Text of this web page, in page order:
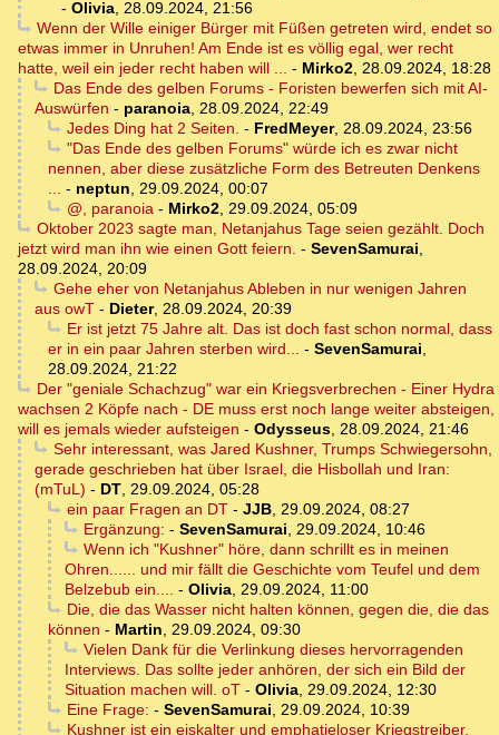
- Olivia, 28.09.2024, 21:56
Wenn der Wille einiger Bürger mit Füßen getreten wird, endet so
etwas immer in Unruhen! Am Ende ist es völlig egal, wer recht
hatte, weil ein jeder recht haben will ... - Mirko2, 28.09.2024, 18:28
Das Ende des gelben Forums - Foristen bewerfen sich mit AI-
Auswürfen - paranoia, 28.09.2024, 22:49
Jedes Ding hat 2 Seiten. - FredMeyer, 28.09.2024, 23:56
"Das Ende des gelben Forums" würde ich es zwar nicht
nennen, aber diese zusätzliche Form des Betreuten Denkens
... - neptun, 29.09.2024, 00:07
@, paranoia- Mirko2, 29.09.2024, 05:09
Oktober 2023 sagte man, Netanjahus Tage seien gezählt. Doch
jetzt wird man ihn wie einen Gott feiern. - SevenSamurai,
28.09.2024, 20:09
Gehe eher von Netanjahus Ableben in nur wenigen Jahren
aus owT - Dieter, 28.09.2024, 20:39
Er ist jetzt 75 Jahre alt. Das ist doch fast schon normal, dass
er in ein paar Jahren sterben wird... - SevenSamurai,
28.09.2024, 21:22
Der "geniale Schachzug" war ein Kriegsverbrechen - Einer Hydra
wachsen 2 Köpfe nach - DE muss erst noch lange weiter absteigen,
will es jemals wieder aufsteigen - Odysseus, 28.09.2024, 21:46
Sehr interessant, was Jared Kushner, Trumps Schwiegersohn,
gerade geschrieben hat über Israel, die Hisbollah und Iran:
(mTuL) - DT, 29.09.2024, 05:28
ein paar Fragen an DT- JJB, 29.09.2024, 08:27
Ergänzung: - SevenSamurai, 29.09.2024, 10:46
Wenn ich "Kushner" höre, dann schrillt es in meinen
Ohren...... und mir fällt die Geschichte vom Teufel und dem
Belzebub ein.... - Olivia, 29.09.2024, 11:00
Die, die das Wasser nicht halten können, gegen die, die das
können - Martin, 29.09.2024, 09:30
Vielen Dank für die Verlinkung dieses hervorragenden
Interviews. Das sollte jeder anhören, der sich ein Bild der
Situation machen will. oT - Olivia, 29.09.2024, 12:30
Eine Frage: - SevenSamurai, 29.09.2024, 10:39
Kushner ist ein eiskalter und emphatieloser Kriegstreiber,